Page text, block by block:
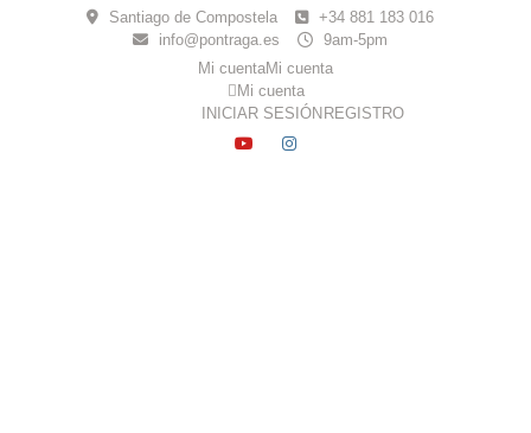
Santiago de Compostela
+34 881 183 016
info@pontraga.es
9am-5pm
Mi cuentaMi cuenta
Mi cuenta
INICIAR SESIÓN REGISTRO
YOUTUBE
INSTAGRAM